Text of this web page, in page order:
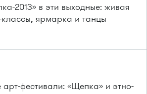
2013» в эти выходные: живая
ярмарка и танцы
арт-фестивали: «Щепка» и этно-